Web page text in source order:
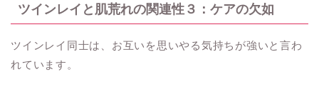
ツインレイと肌荒れの関連性３：ケアの欠如
ツインレイ同士は、お互いを思いやる気持ちが強いと言わ
れています。